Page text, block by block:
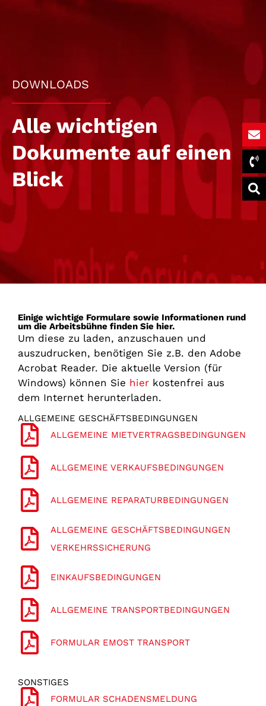
DOWNLOADS
Alle wichtigen
Dokumente auf einen
Blick
Einige wichtige Formulare sowie Informationen rund
um die Arbeitsbühne finden Sie hier.
Um diese zu laden, anzuschauen und
auszudrucken, benötigen Sie z.B. den Adobe
Acrobat Reader. Die aktuelle Version (für
Windows) können Sie hier kostenfrei aus
dem Internet herunterladen.
ALLGEMEINE GESCHÄFTSBEDINGUNGEN
ALLGEMEINE MIETVERTRAGSBEDINGUNGEN
ALLGEMEINE VERKAUFSBEDINGUNGEN
ALLGEMEINE REPARATURBEDINGUNGEN
ALLGEMEINE GESCHÄFTSBEDINGUNGEN
VERKEHRSSICHERUNG
EINKAUFSBEDINGUNGEN
ALLGEMEINE TRANSPORTBEDINGUNGEN
FORMULAR EMOST TRANSPORT
SONSTIGES
FORMULAR SCHADENSMELDUNG